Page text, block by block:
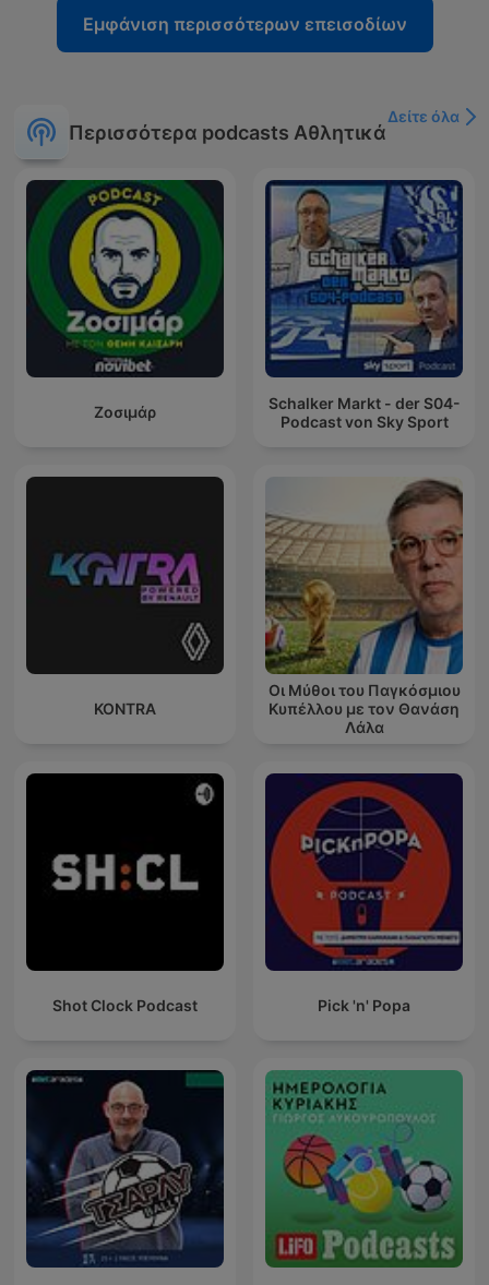
Εμφάνιση περισσότερων επεισοδίων
Περισσότερα podcasts Αθλητικά
Δείτε όλα
Ζοσιμάρ
Schalker Markt - der S04-
Podcast von Sky Sport
KONTRA
Οι Μύθοι του Παγκόσμιου
Κυπέλλου με τον Θανάση
Λάλα
Shot Clock Podcast Pick 'n' Popa